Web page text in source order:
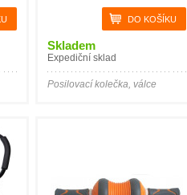
Skladem
Expediční sklad
Posilovací kolečka, válce